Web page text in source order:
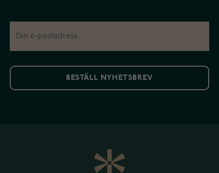
BESTÄLL NYHETSBREV